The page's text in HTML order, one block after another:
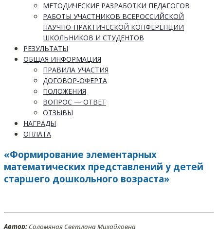
МЕТОДИЧЕСКИЕ РАЗРАБОТКИ ПЕДАГОГОВ
РАБОТЫ УЧАСТНИКОВ ВСЕРОССИЙСКОЙ
НАУЧНО-ПРАКТИЧЕСКОЙ КОНФЕРЕНЦИИ
ШКОЛЬНИКОВ И СТУДЕНТОВ
РЕЗУЛЬТАТЫ
ОБЩАЯ ИНФОРМАЦИЯ
ПРАВИЛА УЧАСТИЯ
ДОГОВОР-ОФЕРТА
ПОЛОЖЕНИЯ
ВОПРОС — ОТВЕТ
ОТЗЫВЫ
НАГРАДЫ
ОПЛАТА
«Формирование элементарных
математических представлений у детей
старшего дошкольного возраста»
Автор: Соломяная Светлана Михайловна